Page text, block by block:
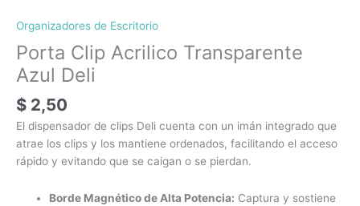
Organizadores de Escritorio
Porta Clip Acrilico Transparente
Azul Deli
$ 2,50
El dispensador de clips Deli cuenta con un imán integrado que
atrae los clips y los mantiene ordenados, facilitando el acceso
rápido y evitando que se caigan o se pierdan.
Borde Magnético de Alta Potencia: Captura y sostiene